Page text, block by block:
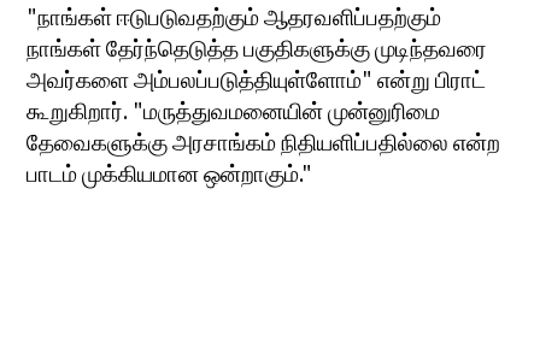
"நாங்கள் ஈடுபடுவதற்கும் ஆதரவளிப்பதற்கும்
நாங்கள் தேர்ந்தெடுத்த பகுதிகளுக்கு முடிந்தவரை
அவர்களை அம்பலப்படுத்தியுள்ளோம்" என்று பிராட்
கூறுகிறார். "மருத்துவமனையின் முன்னுரிமை
தேவைகளுக்கு அரசாங்கம் நிதியளிப்பதில்லை என்ற
பாடம் முக்கியமான ஒன்றாகும்."